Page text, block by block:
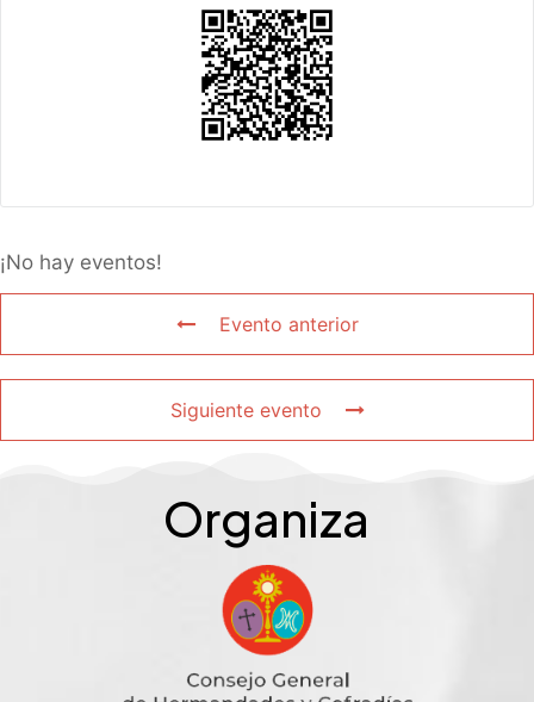
¡No hay eventos!
Evento anterior
Siguiente evento
Organiza